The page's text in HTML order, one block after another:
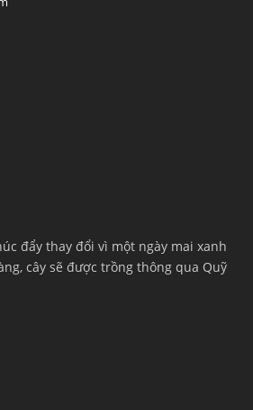
đẩy thay đổi vì một ngày mai xanh
cây sẽ được trồng thông qua Quỹ